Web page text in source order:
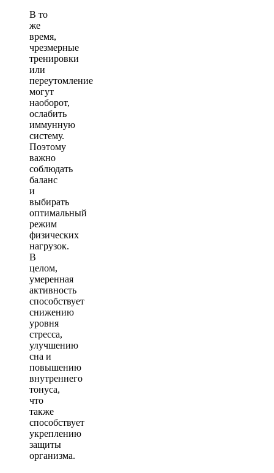
В то
же
время,
чрезмерные
тренировки
или
переутомление
могут
наоборот,
ослабить
иммунную
систему.
Поэтому
важно
соблюдать
баланс
и
выбирать
оптимальный
режим
физических
нагрузок.
В
целом,
умеренная
активность
способствует
снижению
уровня
стресса,
улучшению
сна и
повышению
внутреннего
тонуса,
что
также
способствует
укреплению
защиты
организма.